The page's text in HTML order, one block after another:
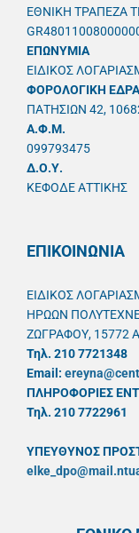
ΕΘΝΙΚΗ ΤΡΑΠΕΖΑ
ΕΠΩΝΥΜΙΑ
ΕΙΔΙΚΟΣ
ΦΟΡΟΛΟΓΙΚΗ ΕΔΡΑ
ΠΑΤΗΣΙΩΝ 42,
A.Φ.Μ.
099793475
Δ.Ο.Υ.
ΚΕΦΟΔΕ ΑΤΤΙΚΗΣ
ΕΠΙΚΟΙΝΩΝΙΑ
ΕΙΔΙΚΟΣ
ΗΡΩΩΝ
ΖΩΓΡΑΦΟΥ, 15772
Τηλ. 210 7721348
Email:
ΠΛΗΡΟΦΟΡΙΕΣ
Τηλ. 210 7722961
ΥΠΕΥΘYΝΟΣ